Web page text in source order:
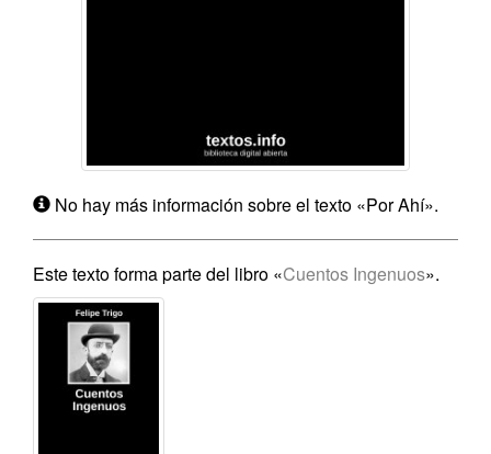
No hay más información sobre el texto «Por Ahí».
Este texto forma parte del libro «Cuentos Ingenuos».